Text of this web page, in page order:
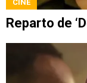
CINE
Reparto de